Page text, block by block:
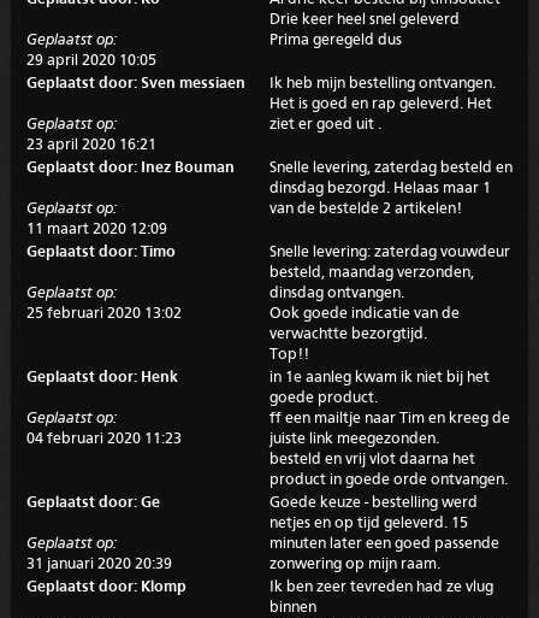
Geplaatst op:
29 april 2020 10:05
Drie keer heel snel geleverd
Prima geregeld dus
Geplaatst door: Sven messiaen
Geplaatst op:
23 april 2020 16:21
Ik heb mijn bestelling ontvangen.
Het is goed en rap geleverd. Het
ziet er goed uit .
Geplaatst door: Inez Bouman
Geplaatst op:
11 maart 2020 12:09
Snelle levering, zaterdag besteld en
dinsdag bezorgd. Helaas maar 1
van de bestelde 2 artikelen!
Geplaatst door: Timo
Geplaatst op:
25 februari 2020 13:02
Snelle levering: zaterdag vouwdeur
besteld, maandag verzonden,
dinsdag ontvangen.
Ook goede indicatie van de
verwachtte bezorgtijd.
Top!!
Geplaatst door: Henk
Geplaatst op:
04 februari 2020 11:23
in 1e aanleg kwam ik niet bij het
goede product.
ff een mailtje naar Tim en kreeg de
juiste link meegezonden.
besteld en vrij vlot daarna het
product in goede orde ontvangen.
Geplaatst door: Ge
Geplaatst op:
31 januari 2020 20:39
Goede keuze - bestelling werd
netjes en op tijd geleverd. 15
minuten later een goed passende
zonwering op mijn raam.
Geplaatst door: Klomp
Ik ben zeer tevreden had ze vlug
binnen